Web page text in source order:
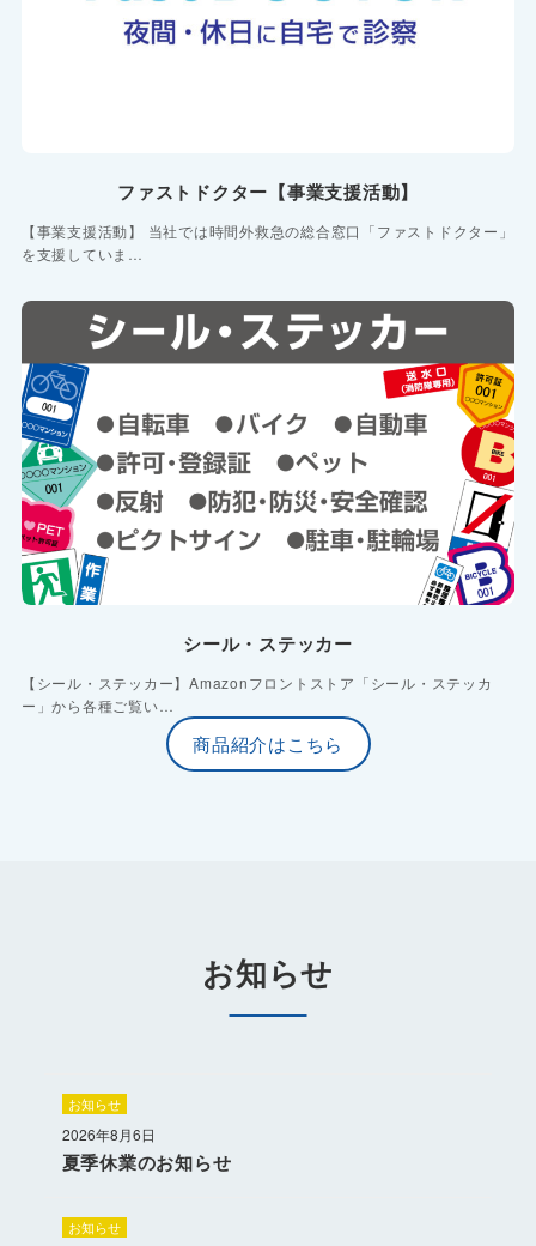
ファストドクター【事業支援活動】
【事業支援活動】 当社では時間外救急の総合窓口「ファストドクター」
を支援していま…
シール・ステッカー
【シール・ステッカー】Amazonフロントストア「シール・ステッカ
ー」から各種ご覧い…
商品紹介はこちら
お知らせ
お知らせ
2026年8月6日
夏季休業のお知らせ
お知らせ